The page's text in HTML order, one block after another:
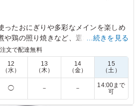
ったおにぎりや多彩なメインを楽しめ
や鶏の照り焼きなど、選び抜かれた料
焼きや肉団子も添えられ、ランチや
たり。豊かな味わいをお楽しみくださ
の味噌煮」か「サバの麴焼き」か「鶏
姜焼き」からお選びいただけます。下
…続きを見る
文で配達無料
12
（水）
13
（木）
14
（金）
15
（土）
◯ － －
14:00まで
可